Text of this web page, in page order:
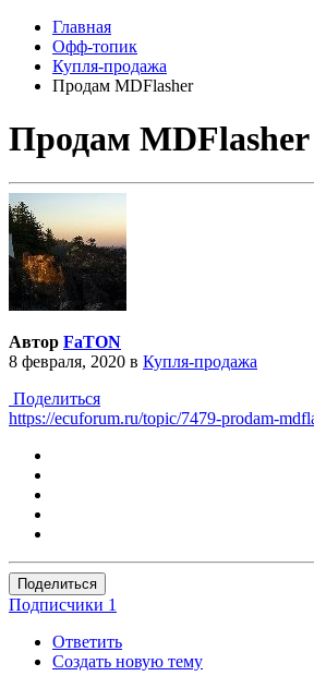
Главная
Офф-топик
Купля-продажа
Продам MDFlasher
Продам MDFlasher
Автор FaTON
8 февраля, 2020 в Купля-продажа
Поделиться
https://ecuforum.ru/topic/7479-prodam-
Поделиться
Подписчики 1
Ответить
Создать новую тему